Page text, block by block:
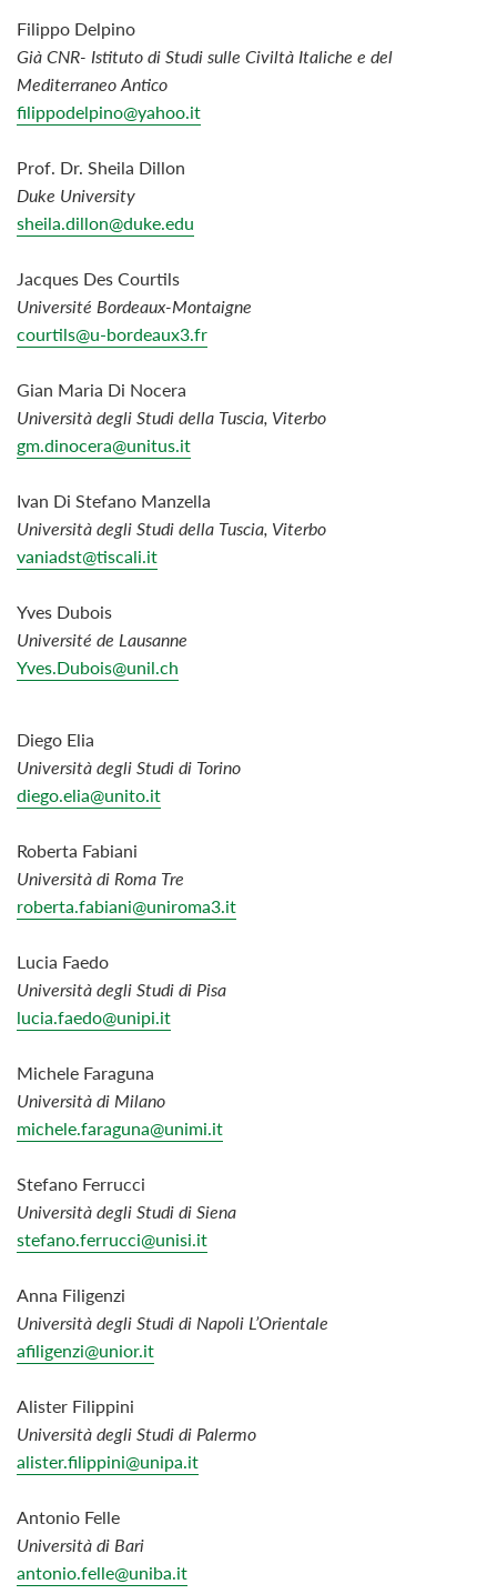
Filippo Delpino
Già CNR- Istituto di Studi sulle Civiltà Italiche e del
Mediterraneo Antico
filippodelpino@yahoo.it
Prof. Dr. Sheila Dillon
Duke University
sheila.dillon@duke.edu
Jacques Des Courtils
Université Bordeaux-Montaigne
courtils@u-bordeaux3.fr
Gian Maria Di Nocera
Università degli Studi della Tuscia, Viterbo
gm.dinocera@unitus.it
Ivan Di Stefano Manzella
Università degli Studi della Tuscia, Viterbo
vaniadst@tiscali.it
Yves Dubois
Université de Lausanne
Yves.Dubois@unil.ch
Diego Elia
Università degli Studi di Torino
diego.elia@unito.it
Roberta Fabiani
Università di Roma Tre
roberta.fabiani@uniroma3.it
Lucia Faedo
Università degli Studi di Pisa
lucia.faedo@unipi.it
Michele Faraguna
Università di Milano
michele.faraguna@unimi.it
Stefano Ferrucci
Università degli Studi di Siena
stefano.ferrucci@unisi.it
Anna Filigenzi
Università degli Studi di Napoli L’Orientale
afiligenzi@unior.it
Alister Filippini
Università degli Studi di Palermo
alister.filippini@unipa.it
Antonio Felle
Università di Bari
antonio.felle@uniba.it